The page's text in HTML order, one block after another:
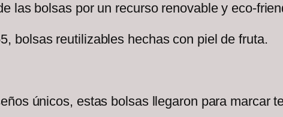
las bolsas por un recurso renovable y eco-
bolsas reutilizables hechas con piel de fruta.
únicos, estas bolsas llegaron para marcar